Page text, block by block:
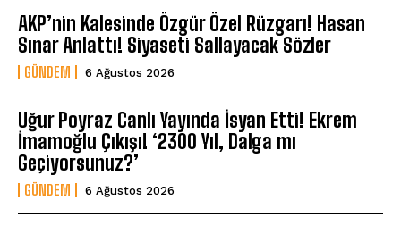
AKP’nin Kalesinde Özgür Özel Rüzgarı! Hasan
Sınar Anlattı! Siyaseti Sallayacak Sözler
GÜNDEM 6 Ağustos 2026
Uğur Poyraz Canlı Yayında İsyan Etti! Ekrem
İmamoğlu Çıkışı! ‘2300 Yıl, Dalga mı
Geçiyorsunuz?’
GÜNDEM 6 Ağustos 2026